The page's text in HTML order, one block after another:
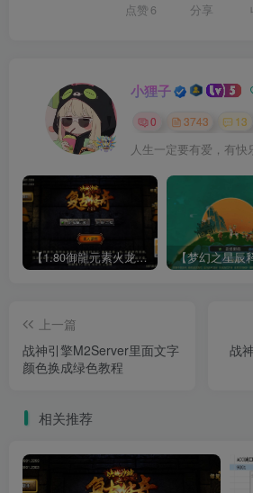
点赞 6 分享
小狸子
0 3743 13
人生一定要有爱，有快
【1.80御龍元素火龙[摸摸登陆器]】战神引擎WIN服务端+GM工具+充值后台+双端+架设教程
上一篇
战神引擎M2Server里面文字
颜色换成绿色教程
战
相关推荐